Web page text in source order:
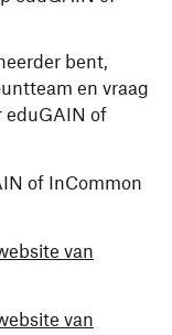
bent,
en vraag
eduGAIN of
of InCommon
van
van